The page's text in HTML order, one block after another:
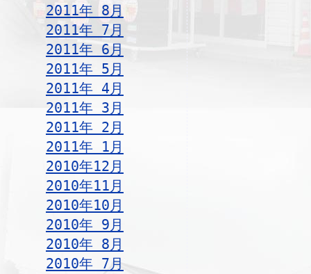
2011年 8月
2011年 7月
2011年 6月
2011年 5月
2011年 4月
2011年 3月
2011年 2月
2011年 1月
2010年12月
2010年11月
2010年10月
2010年 9月
2010年 8月
2010年 7月